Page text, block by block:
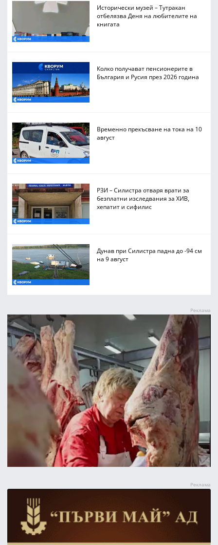
Исторически музей – Тутракан
отбелязва Деня на любителите на
книгата
Колко получават пенсионерите в
България и Русия през 2026 година
Временно прекъсване на тока на 10
август
РЗИ – Силистра отваря врати за
безплатни изследвания за ХИВ,
хепатит и сифилис
Дунав при Силистра падна до -94 см
на 9 август